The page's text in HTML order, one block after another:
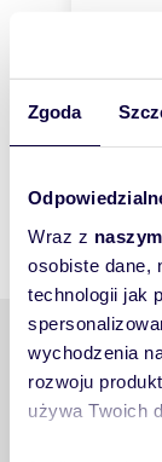
Zgoda
Wraz z
osobiste dane,
technologii jak
wychodzenia
rozwoju
używa Twoich
Buduję,